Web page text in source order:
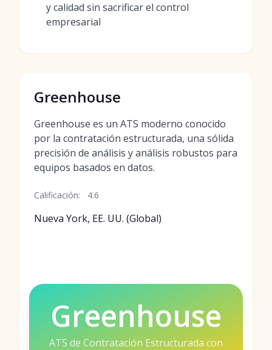
y calidad sin sacrificar el control
empresarial
Greenhouse
Greenhouse es un ATS moderno conocido
por la contratación estructurada, una sólida
precisión de análisis y análisis robustos para
equipos basados en datos.
Calificación: 4.6
Nueva York, EE. UU. (Global)
Greenhouse
ATS de Contratación Estructurada con